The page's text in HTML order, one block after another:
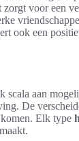
voor een
ook een
scala aan
De
Elk type